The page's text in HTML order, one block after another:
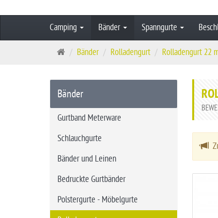
Camping Bänder Spanngurte
S
r
s
i
Bänder Rolladengurt Rolladengurt 22
Bänder
Gurtband Meterware
Schlauchgurte
Bänder und Leinen
Bedruckte Gurtbänder
Polstergurte - Möbelgurte